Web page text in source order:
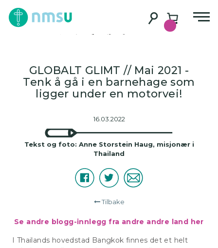
Innlegg 2/21 –
Thailand
GLOBALT GLIMT // Mai 2021 -
Tenk å gå i en barnehage som
ligger under en motorvei!
16.03.2022
Tekst og foto: Anne Storstein Haug, misjonær i
Thailand
Del
FacebookTwitterE-
post
Tilbake
Se andre blogg-innlegg fra andre andre land her
I Thailands hovedstad Bangkok finnes det et helt